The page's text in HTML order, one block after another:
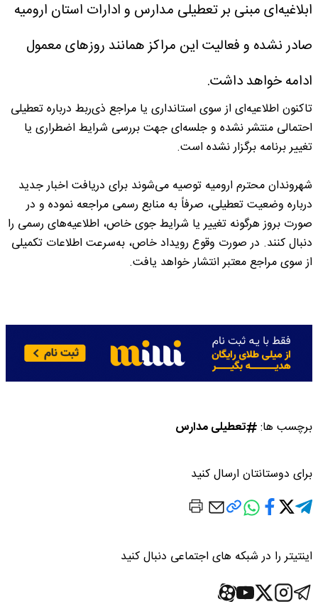
ابلاغیه‌ای مبنی بر تعطیلی مدارس و ادارات استان ارومیه
صادر نشده و فعالیت این مراکز همانند روزهای معمول
ادامه خواهد داشت.
تاکنون اطلاعیه‌ای از سوی استانداری یا مراجع ذی‌ربط درباره تعطیلی
احتمالی منتشر نشده و جلسه‌ای جهت بررسی شرایط اضطراری یا
تغییر برنامه برگزار نشده است.
شهروندان محترم ارومیه توصیه می‌شوند برای دریافت اخبار جدید
درباره وضعیت تعطیلی، صرفاً به منابع رسمی مراجعه نموده و در
صورت بروز هرگونه تغییر یا شرایط جوی خاص، اطلاعیه‌های رسمی را
دنبال کنند. در صورت وقوع رویداد خاص، به‌سرعت اطلاعات تکمیلی
از سوی مراجع معتبر انتشار خواهد یافت.
برچسب ها: تعطیلی مدارس
برای دوستانتان ارسال کنید
اینتیتر را در شبکه های اجتماعی دنبال کنید